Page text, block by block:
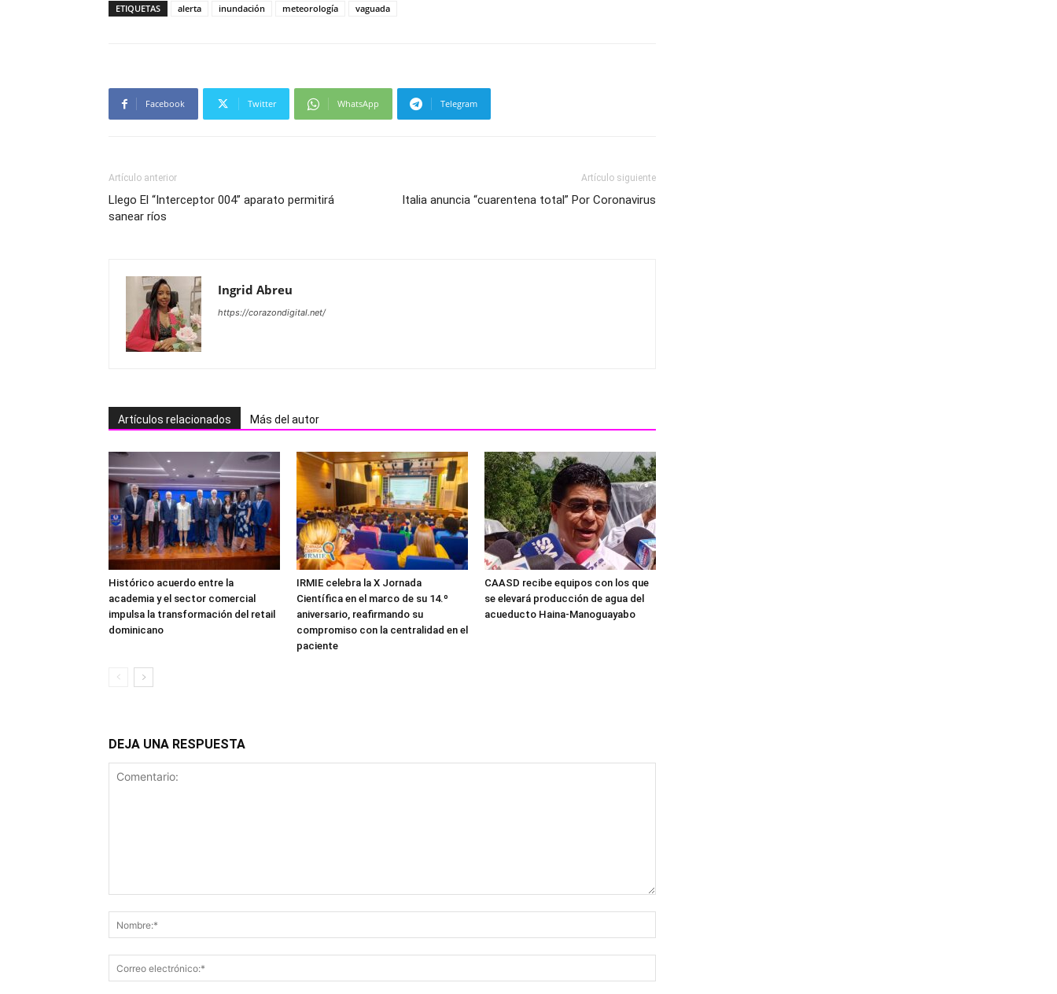
ETIQUETAS alerta inundación meteorología vaguada
Facebook Twitter WhatsApp Telegram
Artículo anterior
Llego El “Interceptor 004” aparato permitirá
sanear ríos
Artículo siguiente
Italia anuncia “cuarentena total” Por Coronavirus
Ingrid Abreu
https://corazondigital.net/
Artículos relacionados Más del autor
Histórico acuerdo entre la
academia y el sector comercial
impulsa la transformación del retail
dominicano
IRMIE celebra la X Jornada
Científica en el marco de su 14.º
aniversario, reafirmando su
compromiso con la centralidad en el
paciente
CAASD recibe equipos con los que
se elevará producción de agua del
acueducto Haina-Manoguayabo
DEJA UNA RESPUESTA